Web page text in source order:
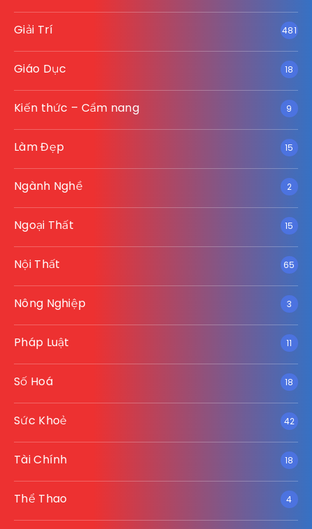
Giải Trí 481
Giáo Dục 18
Kiến thức – Cẩm nang 9
Làm Đẹp 15
Ngành Nghề 2
Ngoại Thất 15
Nội Thất 65
Nông Nghiệp 3
Pháp Luật 11
Số Hoá 18
Sức Khoẻ 42
Tài Chính 18
Thể Thao 4